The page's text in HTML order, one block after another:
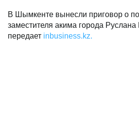
В Шымкенте вынесли приговор о
заместителя акима города
передает inbusiness.kz.